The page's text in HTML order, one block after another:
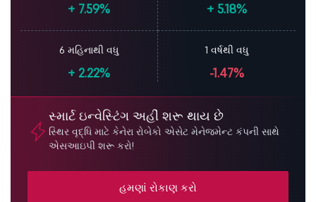
+ 7.59% + 5.18%
6 મહિનાથી વધુ
+ 2.22%
1 વર્ષથી વધુ
-1.47%
સ્માર્ટ ઇન્વેસ્ટિંગ અહીં શરૂ થાય છે
સ્થિર વૃદ્ધિ માટે કેનેરા રોબેકો એસેટ મેનેજમેન્ટ કંપની સાથે
એસઆઇપી શરૂ કરો!
હમણાં રોકાણ કરો